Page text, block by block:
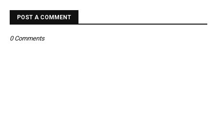
POST A COMMENT
0 Comments